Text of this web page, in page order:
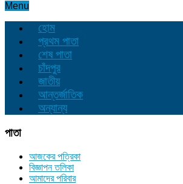
Menu
হোম
প্রথম পাতা
শেষ পাতা
চাঁদপুর
জাতীয়
আন্তর্জাতিক
অন্যান্য
পাতা
আজকের পত্রিকা
বিজ্ঞাপন তলিকা
আমাদের পরিবার